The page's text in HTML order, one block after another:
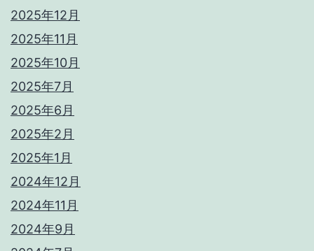
2025年12月
2025年11月
2025年10月
2025年7月
2025年6月
2025年2月
2025年1月
2024年12月
2024年11月
2024年9月